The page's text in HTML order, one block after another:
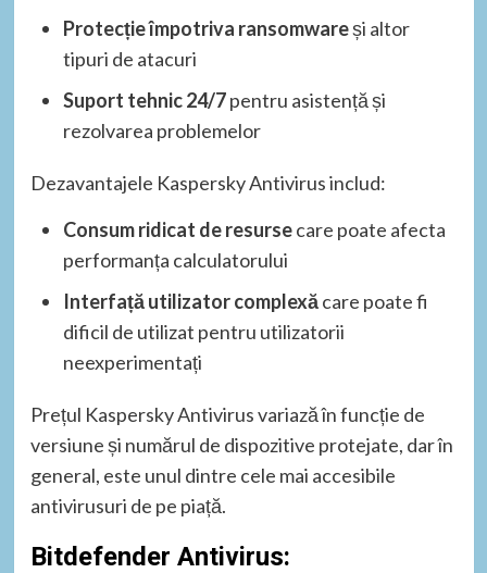
Protecție împotriva ransomwareși altor
tipuri de atacuri
Suport tehnic 24/7pentru asistență și
rezolvarea problemelor
Dezavantajele Kaspersky Antivirus includ:
Consum ridicat de resursecare poate afecta
performanța calculatorului
Interfață utilizator complexăcare poate fi
dificil de utilizat pentru utilizatorii
neexperimentați
Prețul Kaspersky Antivirus variază în funcție de
versiune și numărul de dispozitive protejate, dar în
general, este unul dintre cele mai accesibile
antivirusuri de pe piață.
Bitdefender Antivirus: